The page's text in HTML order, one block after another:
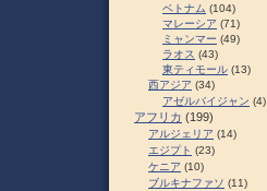
ベトナム (104)
マレーシア (71)
ミャンマー (49)
ラオス (43)
東ティモール (13)
西アジア (34)
アゼルバイジャン (4)
アフリカ (199)
アルジェリア (14)
エジプト (23)
ケニア (10)
ブルキナファソ (11)